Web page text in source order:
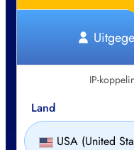
IP-
Land
USA (United